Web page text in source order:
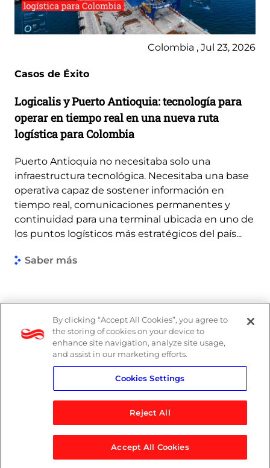
Colombia , Jul 23, 2026
Casos de Éxito
Logicalis y Puerto Antioquia: tecnología para
operar en tiempo real en una nueva ruta
logística para Colombia
Puerto Antioquia no necesitaba solo una
infraestructura tecnológica. Necesitaba una base
operativa capaz de sostener información en
tiempo real, comunicaciones permanentes y
continuidad para una terminal ubicada en uno de
los puntos logísticos más estratégicos del país...
Saber más
© 2026 Logicalis Group
By clicking “Accept All Cookies”, you agree to
the storing of cookies on your device to
enhance site navigation, analyze site usage,
and assist in our marketing efforts.
Cookies Settings
Reject All
Accept All Cookies